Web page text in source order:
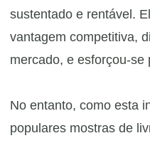
sustentado e rentável.
vantagem competitiva,
mercado, e esforçou-se
No entanto, como esta
populares mostras de